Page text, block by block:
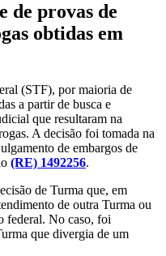
de provas de
obtidas em
(STF), por maioria de
a partir de busca e
que resultaram na
A decisão foi tomada na
de embargos de
(RE) 1492256.
de Turma que, em
de outra Turma ou
federal. No caso, foi
que divergia de um